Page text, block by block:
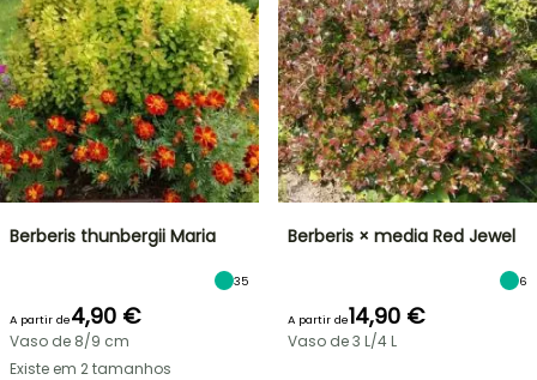
Berberis thunbergii Maria
35
A partir de4,90 €
Vaso de 8/9 cm
Existe em 2 tamanhos
Berberis × media Red Jewel
6
A partir de14,90 €
Vaso de 3 L/4 L